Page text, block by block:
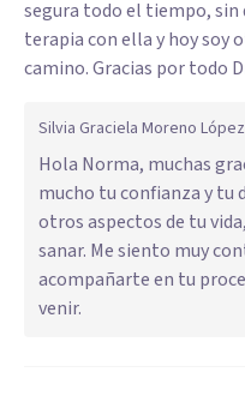
segura todo el tiempo, sin
terapia con ella y hoy soy
camino. Gracias por todo
Silvia Graciela Moreno López
Hola Norma, muchas
mucho tu confianza y tu
otros aspectos de tu
sanar. Me siento muy
acompañarte en tu
venir.